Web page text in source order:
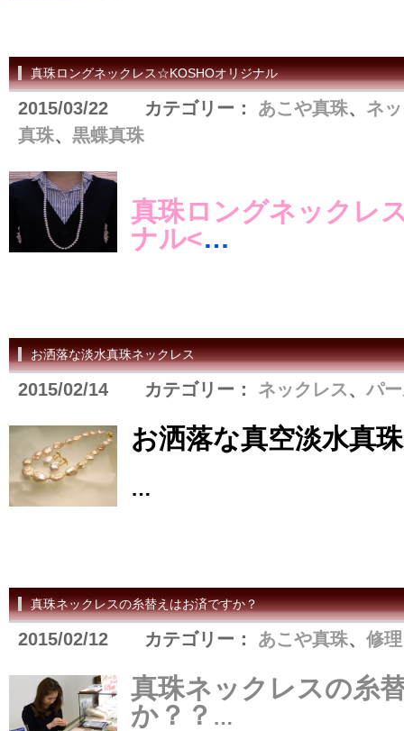
真珠ロングネックレス☆KOSHOオリジナル
2015/03/22 カテゴリー： あこや真珠、 ネ
真珠、 黒蝶真珠
真珠ロングネックレ
ナル<…
お洒落な淡水真珠ネックレス
2015/02/14 カテゴリー： ネックレス、 パ
お洒落な真空淡水真
…
真珠ネックレスの糸替えはお済ですか？
2015/02/12 カテゴリー： あこや真珠、 修理
真珠ネックレスの糸
か？？ …